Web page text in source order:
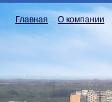
Главная О компании